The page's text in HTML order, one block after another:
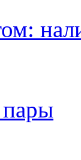
пары